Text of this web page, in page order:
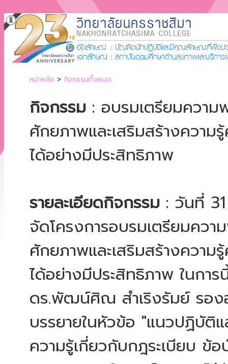
หน้าหลัก > กิจกรรมทั้งหมด
กิจกรรม : อบรมเตรียมควา
ศักยภาพและเสริมสร้างความ
ได้อย่างมีประสิทธิภาพ
รายละเอียดกิจกรรม : วันที่
จัดโครงการอบรมเตรียมคว
ศักยภาพและเสริมสร้างความ
ได้อย่างมีประสิทธิภาพ ในกา
ดร.พัฒน์ศิณ สำเริงรัมย์ รอง
บรรยายในหัวข้อ "แนวปฏิบัติ
ความรู้เกี่ยวกับกฎระเบียบ